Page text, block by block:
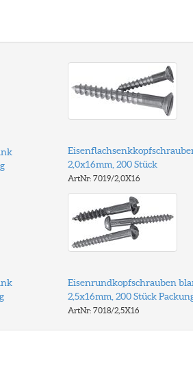
2,0x16mm, 200 Stück
ArtNr: 7019/2,0X16
Eisenrundkopfschrauben
2,5x16mm, 200 Stück
ArtNr: 7018/2,5X16